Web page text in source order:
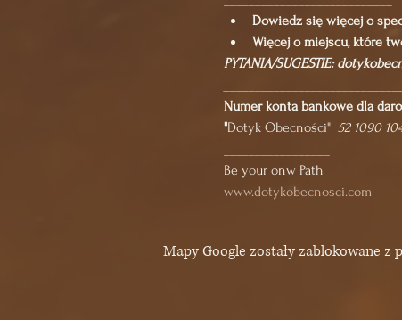
Dowiedz się więcej o
Więcej o miejscu, które
PYTANIA/SUGESTIE:
Numer konta bankowe dla
"Dotyk Obecności" 52 1090
Be your onw Path
www.dotykobecnosci.com
Mapy Google zostały zablokowane